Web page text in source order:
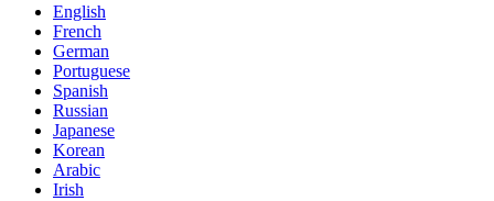
English
French
German
Portuguese
Spanish
Russian
Japanese
Korean
Arabic
Irish